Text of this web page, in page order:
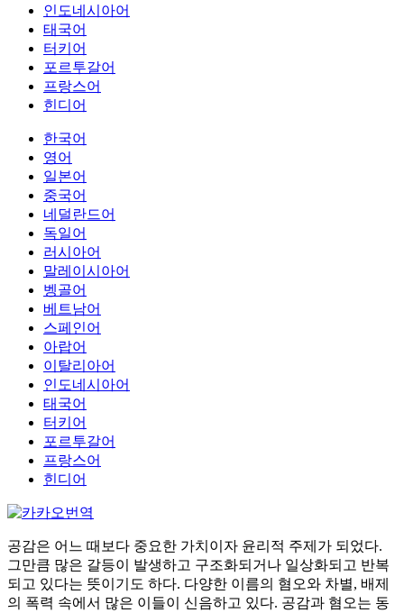
인도네시아어
태국어
터키어
포르투갈어
프랑스어
힌디어
한국어
영어
일본어
중국어
네덜란드어
독일어
러시아어
말레이시아어
벵골어
베트남어
스페인어
아랍어
이탈리아어
인도네시아어
태국어
터키어
포르투갈어
프랑스어
힌디어
공감은 어느 때보다 중요한 가치이자 윤리적 주제가 되었다.
그만큼 많은 갈등이 발생하고 구조화되거나 일상화되고 반복
되고 있다는 뜻이기도 하다. 다양한 이름의 혐오와 차별, 배제
의 폭력 속에서 많은 이들이 신음하고 있다. 공감과 혐오는 동